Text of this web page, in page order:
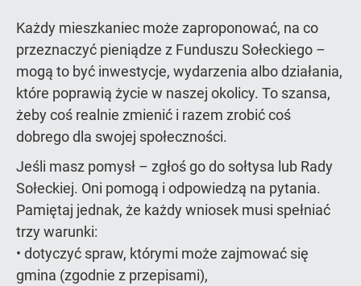
Każdy mieszkaniec może zaproponować, na co
przeznaczyć pieniądze z Funduszu Sołeckiego –
mogą to być inwestycje, wydarzenia albo działania,
które poprawią życie w naszej okolicy. To szansa,
żeby coś realnie zmienić i razem zrobić coś
dobrego dla swojej społeczności.
Jeśli masz pomysł – zgłoś go do sołtysa lub Rady
Sołeckiej. Oni pomogą i odpowiedzą na pytania.
Pamiętaj jednak, że każdy wniosek musi spełniać
trzy warunki:
• dotyczyć spraw, którymi może zajmować się
gmina (zgodnie z przepisami),